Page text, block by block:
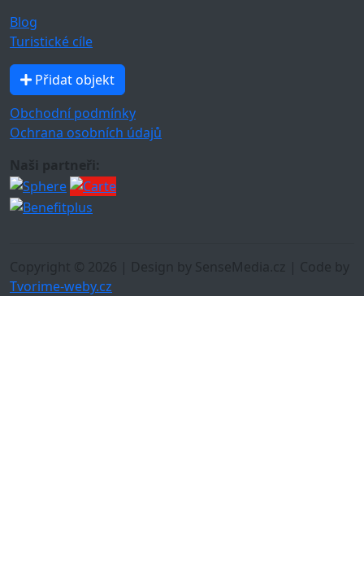
Blog
Turistické cíle
Přidat objekt
Obchodní podmínky
Ochrana osobních údajů
Naši partneři:
Copyright © 2026 | Design by SenseMedia.cz | Code by
Tvorime-weby.cz